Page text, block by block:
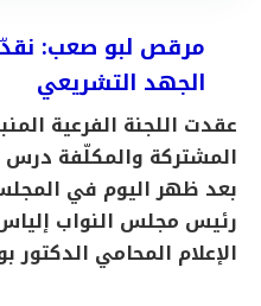
مرقص لبو صعب:
الجهد التشريعي
عقدت اللجنة الفرعية
المشتركة والمكلّفة درس
بعد ظهر اليوم في
رئيس مجلس النواب
الإعلام المحامي